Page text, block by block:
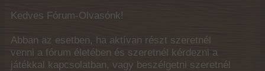
Kedves Fórum-Olvasónk!
Abban az esetben, ha aktívan részt szeretnél
venni a fórum életében és szeretnél kérdezni a
játékkal kapcsolatban, vagy beszélgetni szeretnél